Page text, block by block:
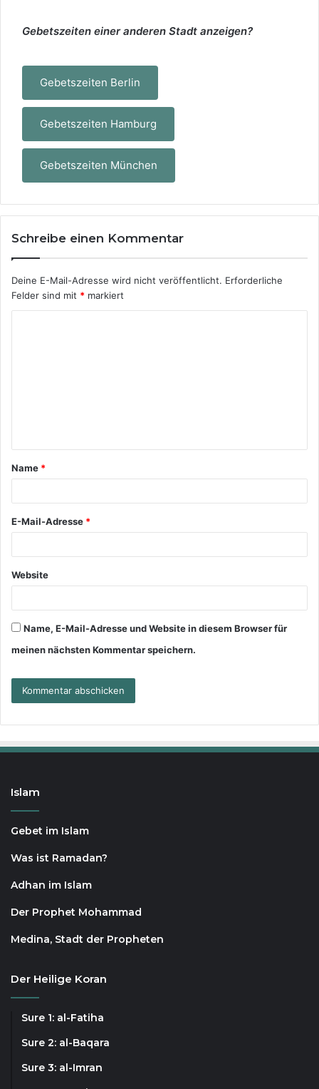
Gebetszeiten einer anderen Stadt anzeigen?
Gebetszeiten Berlin
Gebetszeiten Hamburg
Gebetszeiten München
Schreibe einen Kommentar
Deine E-Mail-Adresse wird nicht veröffentlicht. Erforderliche
Felder sind mit * markiert
Name *
E-Mail-Adresse *
Website
Name, E-Mail-Adresse und Website in diesem Browser für
meinen nächsten Kommentar speichern.
Islam
Gebet im Islam
Was ist Ramadan?
Adhan im Islam
Der Prophet Mohammad
Medina, Stadt der Propheten
Der Heilige Koran
Sure 1: al-Fatiha
Sure 2: al-Baqara
Sure 3: al-Imran